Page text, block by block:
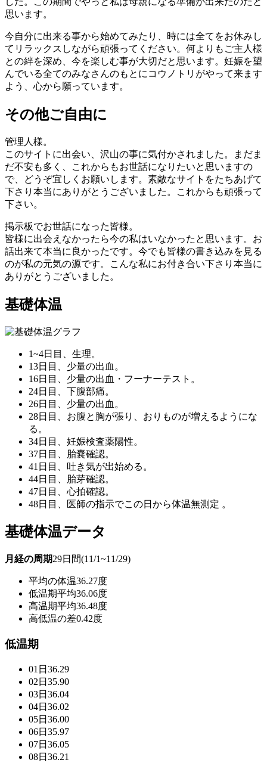
思います。
今自分に出来る事から始めてみたり、時には全てをお休みし
てリラックスしながら頑張ってください。何よりもご主人様
との絆を深め、今を楽しむ事が大切だと思います。妊娠を望
んでいる全てのみなさんのもとにコウノトリがやって来ます
よう、心から願っています。
その他ご自由に
管理人様。
このサイトに出会い、沢山の事に気付かされました。まだま
だ不安も多く、これからもお世話になりたいと思いますの
で、どうぞ宜しくお願いします。素敵なサイトをたちあげて
下さり本当にありがとうございました。これからも頑張って
下さい。
掲示板でお世話になった皆様。
皆様に出会えなかったら今の私はいなかったと思います。お
話出来て本当に良かったです。今でも皆様の書き込みを見る
のが私の元気の源です。こんな私にお付き合い下さり本当に
ありがとうございました。
基礎体温
1~4日目、生理。
13日目、少量の出血。
16日目、少量の出血・フーナーテスト。
24日目、下腹部痛。
26日目、少量の出血。
28日目、お腹と胸が張り、おりものが増えるようにな
る。
34日目、妊娠検査薬陽性。
37日目、胎嚢確認。
41日目、吐き気が出始める。
44日目、胎芽確認。
47日目、心拍確認。
48日目、医師の指示でこの日から体温無測定 。
基礎体温データ
月経の周期29日間(11/1~11/29)
平均の体温36.27度
低温期平均36.06度
高温期平均36.48度
高低温の差0.42度
低温期
01日 36.29
02日 35.90
03日 36.04
04日 36.02
05日 36.00
06日 35.97
07日 36.05
08日 36.21